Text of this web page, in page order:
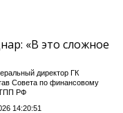
«В это сложное
директор ГК
Совета по финансовому
ТПП РФ
14:20:51